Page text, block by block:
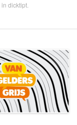
in dicktipt.